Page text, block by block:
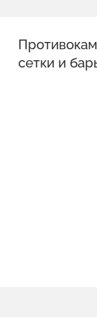
сетки и